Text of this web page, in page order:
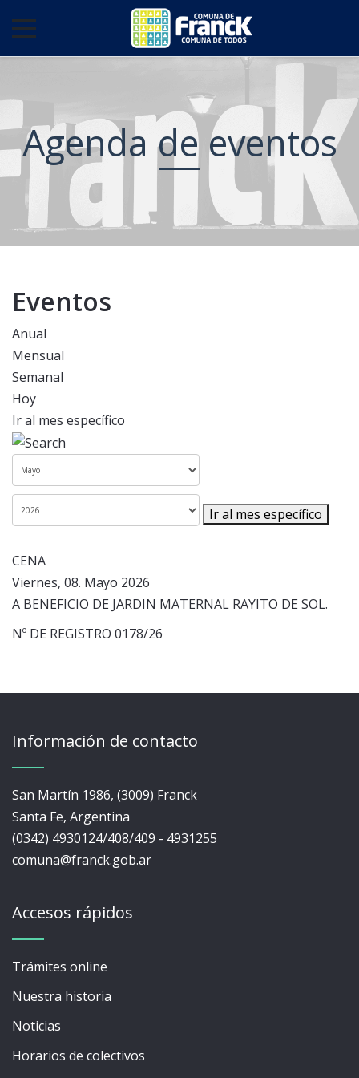
Agenda de eventos
Eventos
Anual
Mensual
Semanal
Hoy
Ir al mes específico
Ir al mes específico
CENA
Viernes, 08. Mayo 2026
A BENEFICIO DE JARDIN MATERNAL RAYITO DE SOL.
Nº DE REGISTRO 0178/26
Información de contacto
San Martín 1986, (3009) Franck
Santa Fe, Argentina
(0342) 4930124/408/409 - 4931255
comuna@franck.gob.ar
Accesos rápidos
Trámites online
Nuestra historia
Noticias
Horarios de colectivos